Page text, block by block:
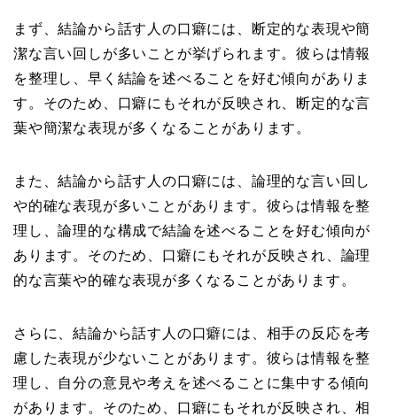
まず、結論から話す人の口癖には、断定的な表現や簡
潔な言い回しが多いことが挙げられます。彼らは情報
を整理し、早く結論を述べることを好む傾向がありま
す。そのため、口癖にもそれが反映され、断定的な言
葉や簡潔な表現が多くなることがあります。
また、結論から話す人の口癖には、論理的な言い回し
や的確な表現が多いことがあります。彼らは情報を整
理し、論理的な構成で結論を述べることを好む傾向が
あります。そのため、口癖にもそれが反映され、論理
的な言葉や的確な表現が多くなることがあります。
さらに、結論から話す人の口癖には、相手の反応を考
慮した表現が少ないことがあります。彼らは情報を整
理し、自分の意見や考えを述べることに集中する傾向
があります。そのため、口癖にもそれが反映され、相